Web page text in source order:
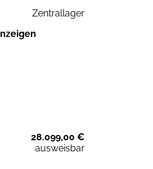
Zentrallager
28.099,00 €
ausweisbar